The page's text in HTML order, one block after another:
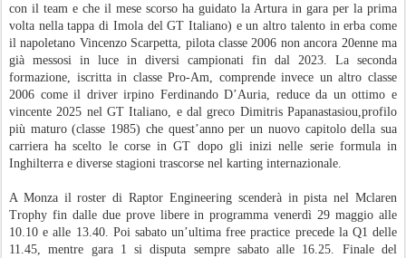
con il team e che il mese scorso ha guidato la Artura in gara per la prima
volta nella tappa di Imola del GT Italiano) e un altro talento in erba come
il napoletano Vincenzo Scarpetta, pilota classe 2006 non ancora 20enne ma
già messosi in luce in diversi campionati fin dal 2023. La seconda
formazione, iscritta in classe Pro-Am, comprende invece un altro classe
2006 come il driver irpino Ferdinando D’Auria, reduce da un ottimo e
vincente 2025 nel GT Italiano, e dal greco Dimitris Papanastasiou,profilo
più maturo (classe 1985) che quest’anno per un nuovo capitolo della sua
carriera ha scelto le corse in GT dopo gli inizi nelle serie formula in
Inghilterra e diverse stagioni trascorse nel karting internazionale.
A Monza il roster di Raptor Engineering scenderà in pista nel Mclaren
Trophy fin dalle due prove libere in programma venerdì 29 maggio alle
10.10 e alle 13.40. Poi sabato un’ultima free practice precede la Q1 delle
11.45, mentre gara 1 si disputa sempre sabato alle 16.25. Finale del